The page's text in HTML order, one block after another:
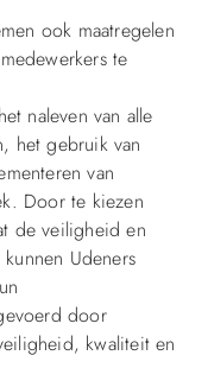
ook maatregelen
te
naleven van alle
het gebruik van
van
Door te kiezen
de veiligheid en
Udeners
door
kwaliteit en